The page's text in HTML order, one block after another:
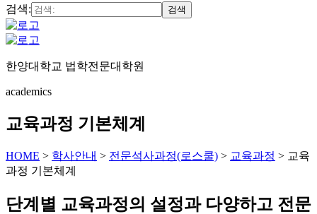
검색:
검색
한양대학교 법학전문대학원
academics
교육과정 기본체계
HOME > 학사안내 > 전문석사과정(로스쿨) > 교육과정 > 교육
과정 기본체계
단계별 교육과정의 설정과 다양하고 전문